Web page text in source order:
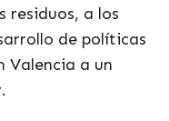
residuos, a los
de políticas
Valencia a un